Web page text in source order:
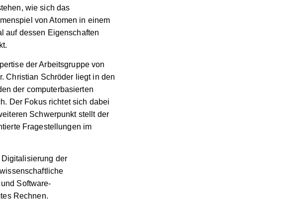
wie sich das
von Atomen in einem
auf dessen Eigenschaften
der Arbeitsgruppe von
Christian Schröder liegt in den
der computerbasierten
Der Fokus richtet sich dabei
Schwerpunkt stellt der
Fragestellungen im
der
Software-
Rechnen.